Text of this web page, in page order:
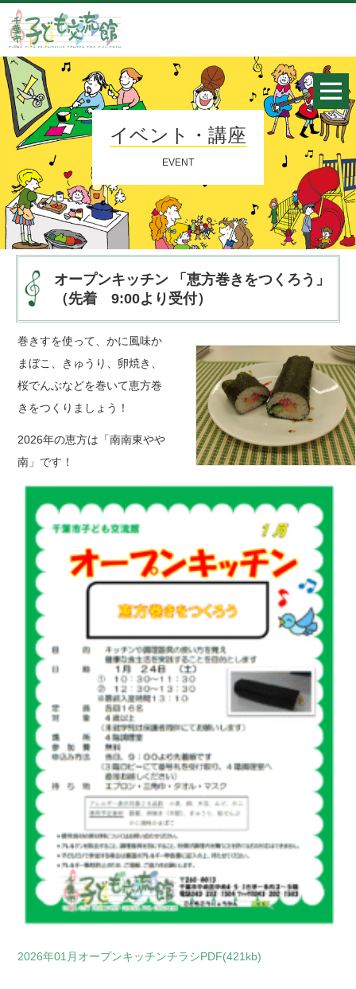
イベント・講座
EVENT
オープンキッチン 「恵方巻きをつくろう」
（先着 9:00より受付）
巻きすを使って、かに風味か
まぼこ、きゅうり、卵焼き、
桜でんぶなどを巻いて恵方巻
きをつくりましょう！
2026年の恵方は「南南東やや
南」です！
2026年01月オープンキッチンチラシPDF(421kb)